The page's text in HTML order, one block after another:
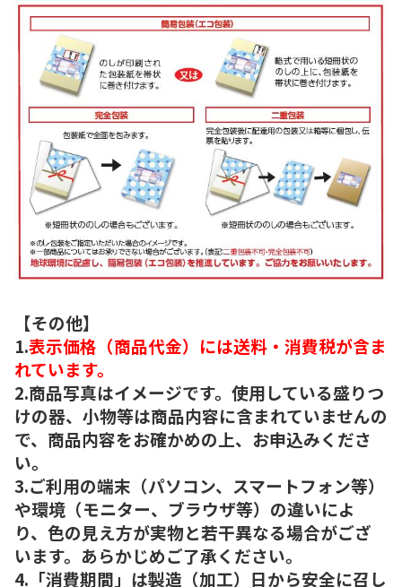
【その他】
1.表示価格（商品代金）には送料・消費税が含ま
れています。
2.商品写真はイメージです。使用している盛りつ
けの器、小物等は商品内容に含まれていませんの
で、商品内容をお確かめの上、お申込みくださ
い。
3.ご利用の端末（パソコン、スマートフォン等）
や環境（モニター、ブラウザ等）の違いによ
り、色の見え方が実物と若干異なる場合がござ
います。あらかじめご了承ください。
4.「消費期間」は製造（加工）日から安全に召し